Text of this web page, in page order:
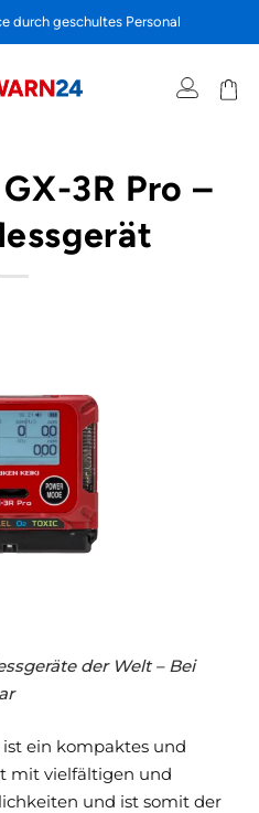
durch geschultes Personal
3R Pro –
der Welt – Bei
ist ein kompaktes und
mit vielfältigen und
und ist somit der